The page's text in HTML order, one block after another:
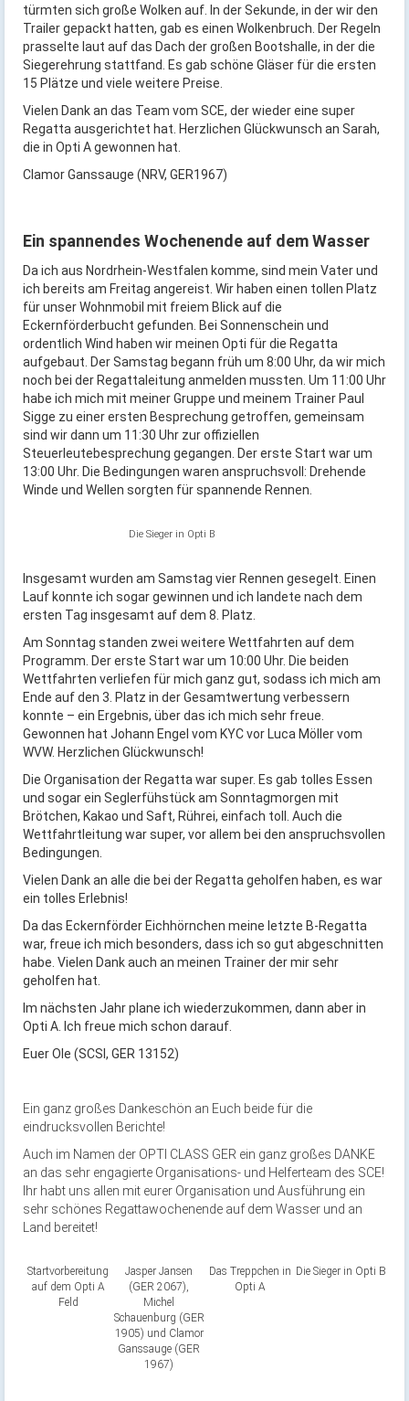
türmten sich große Wolken auf. In der Sekunde, in der wir den
Trailer gepackt hatten, gab es einen Wolkenbruch. Der Regeln
prasselte laut auf das Dach der großen Bootshalle, in der die
Siegerehrung stattfand. Es gab schöne Gläser für die ersten
15 Plätze und viele weitere Preise.
Vielen Dank an das Team vom SCE, der wieder eine super
Regatta ausgerichtet hat. Herzlichen Glückwunsch an Sarah,
die in Opti A gewonnen hat.
Clamor Ganssauge (NRV, GER1967)
Ein spannendes Wochenende auf dem Wasser
Da ich aus Nordrhein-Westfalen komme, sind mein Vater und
ich bereits am Freitag angereist. Wir haben einen tollen Platz
für unser Wohnmobil mit freiem Blick auf die
Eckernförderbucht gefunden. Bei Sonnenschein und
ordentlich Wind haben wir meinen Opti für die Regatta
aufgebaut. Der Samstag begann früh um 8:00 Uhr, da wir mich
noch bei der Regattaleitung anmelden mussten. Um 11:00 Uhr
habe ich mich mit meiner Gruppe und meinem Trainer Paul
Sigge zu einer ersten Besprechung getroffen, gemeinsam
sind wir dann um 11:30 Uhr zur offiziellen
Steuerleutebesprechung gegangen. Der erste Start war um
13:00 Uhr. Die Bedingungen waren anspruchsvoll: Drehende
Winde und Wellen sorgten für spannende Rennen.
Die Sieger in Opti B
Insgesamt wurden am Samstag vier Rennen gesegelt. Einen
Lauf konnte ich sogar gewinnen und ich landete nach dem
ersten Tag insgesamt auf dem 8. Platz.
Am Sonntag standen zwei weitere Wettfahrten auf dem
Programm. Der erste Start war um 10:00 Uhr. Die beiden
Wettfahrten verliefen für mich ganz gut, sodass ich mich am
Ende auf den 3. Platz in der Gesamtwertung verbessern
konnte – ein Ergebnis, über das ich mich sehr freue.
Gewonnen hat Johann Engel vom KYC vor Luca Möller vom
WVW. Herzlichen Glückwunsch!
Die Organisation der Regatta war super. Es gab tolles Essen
und sogar ein Seglerfühstück am Sonntagmorgen mit
Brötchen, Kakao und Saft, Rührei, einfach toll. Auch die
Wettfahrtleitung war super, vor allem bei den anspruchsvollen
Bedingungen.
Vielen Dank an alle die bei der Regatta geholfen haben, es war
ein tolles Erlebnis!
Da das Eckernförder Eichhörnchen meine letzte B-Regatta
war, freue ich mich besonders, dass ich so gut abgeschnitten
habe. Vielen Dank auch an meinen Trainer der mir sehr
geholfen hat.
Im nächsten Jahr plane ich wiederzukommen, dann aber in
Opti A. Ich freue mich schon darauf.
Euer Ole (SCSI, GER 13152)
Ein ganz großes Dankeschön an Euch beide für die
eindrucksvollen Berichte!
Auch im Namen der OPTI CLASS GER ein ganz großes DANKE
an das sehr engagierte Organisations- und Helferteam des SCE!
Ihr habt uns allen mit eurer Organisation und Ausführung ein
sehr schönes Regattawochenende auf dem Wasser und an
Land bereitet!
Startvorbereitung
auf dem Opti A
Feld
Jasper Jansen
(GER 2067),
Michel
Schauenburg (GER
1905) und Clamor
Ganssauge (GER
1967)
Das Treppchen in
Opti A
Die Sieger in Opti B